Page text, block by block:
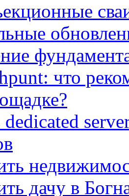
что
dedicated
дачу в